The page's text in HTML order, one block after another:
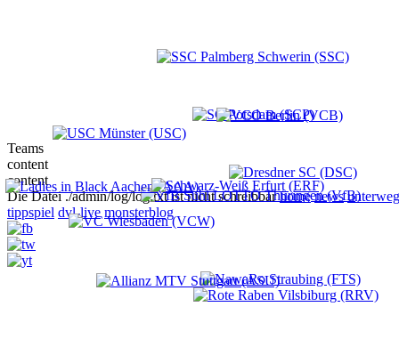
Teams
content
content
Die Datei ./admin/log/log.txt ist nicht schreibbarhome news
tippspiel dvl-live monsterblog